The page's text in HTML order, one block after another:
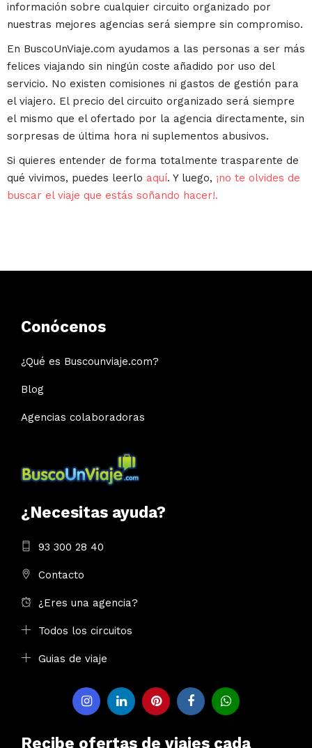
información sobre cualquier circuito organizado por
nuestras mejores agencias será siempre sin compromiso.
En BuscoUnViaje.com ayudamos a las personas a ser más
felices viajando sin ningún coste añadido por uso del
servicio. No existen comisiones ni gastos de gestión para
el viajero. El precio del circuito organizado será siempre
el mismo que el ofertado por la agencia directamente, sin
sorpresas de última hora ni suplementos abusivos.
Si quieres entender de forma totalmente trasparente de
qué vivimos, puedes leerlo aquí. Y luego, ¡no te olvides de
buscar el viaje que estás soñando hacer!.
Conócenos
¿Qué es Buscounviaje.com?
Blog
Agencias colaboradoras
¿Necesitas ayuda?
93 300 28 40
Contacto
¿Eres una agencia?
Todos los circuitos
Guias de viaje
Recibe ofertas de viajes cada